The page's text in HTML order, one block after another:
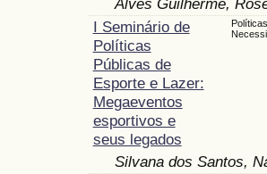
I Seminário de
Políticas
Públicas de
Esporte e Lazer:
Megaeventos
esportivos e
seus legados
Silvana dos Santos,